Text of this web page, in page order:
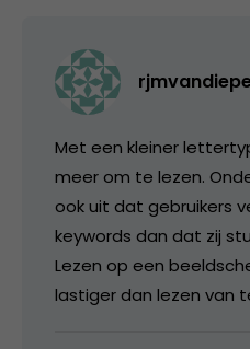
Met een kleiner
meer om te lezen.
ook uit dat gebruikers
keywords dan dat zij
Lezen op een
lastiger dan lezen van